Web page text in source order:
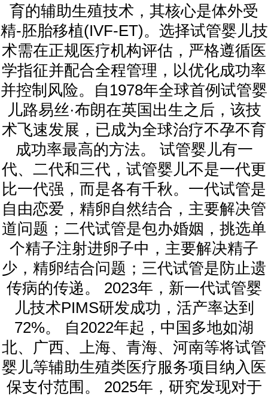
育的辅助生殖技术，其核心是体外受
精-胚胎移植(IVF-ET)。选择试管婴儿技
术需在正规医疗机构评估，严格遵循医
学指征并配合全程管理，以优化成功率
并控制风险。自1978年全球首例试管婴
儿路易丝·布朗在英国出生之后，该技
术飞速发展，已成为全球治疗不孕不育
成功率最高的方法。 试管婴儿有一
代、二代和三代，试管婴儿不是一代更
比一代强，而是各有千秋。一代试管是
自由恋爱，精卵自然结合，主要解决管
道问题；二代试管是包办婚姻，挑选单
个精子注射进卵子中，主要解决精子
少，精卵结合问题；三代试管是防止遗
传病的传递。 2023年，新一代试管婴
儿技术PIMS研发成功，活产率达到
72%。 自2022年起，中国多地如湖
北、广西、上海、青海、河南等将试管
婴儿等辅助生殖类医疗服务项目纳入医
保支付范围。 2025年，研究发现对于